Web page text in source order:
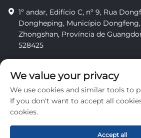
1º andar, Edifício C, nº 9, Rua
Dongheping, Município Dongfeng,
Zhongshan, Província de
528425
[email protected]
We value your privacy
We use cookies and similar tools to
If you don't want to accept all
cookies.
Accept all